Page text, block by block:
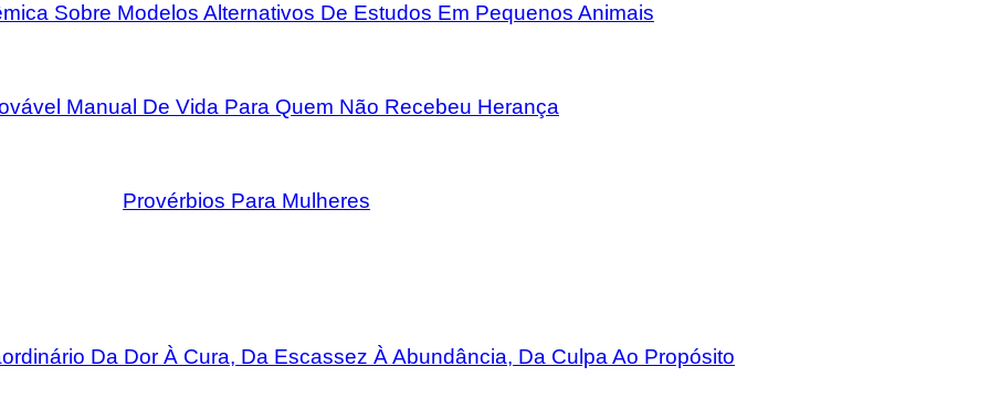
Sobre Modelos Alternativos De Estudos Em Pequenos Animais
Manual De Vida Para Quem Não Recebeu Herança
Provérbios Para Mulheres
Da Dor À Cura, Da Escassez À Abundância, Da Culpa Ao Propósito